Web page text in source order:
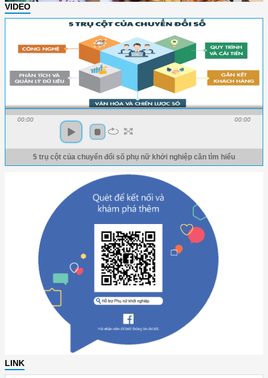
VIDEO
00:00 00:00
5 trụ cột của chuyển đổi số phụ nữ khởi nghiệp cần tìm hiểu
LINK